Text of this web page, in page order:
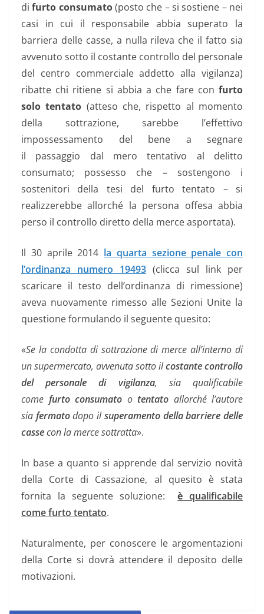
difurto consumato(posto che – si sostiene – nei
casi in cui il responsabile abbia superato la
barriera delle casse, a nulla rileva che il fatto sia
avvenuto sotto il costante controllo del personale
del centro commerciale addetto alla vigilanza)
ribatte chi ritiene si abbia a che fare con furto
solo tentato (atteso che, rispetto al momento
della sottrazione, sarebbe l’effettivo
impossessamento del bene a segnare
il passaggio dal mero tentativo al delitto
consumato; possesso che – sostengono i
sostenitori della tesi del furto tentato – si
realizzerebbe allorché la persona offesa abbia
perso il controllo diretto della merce asportata).
Il 30 aprile 2014 la quarta sezione penale con
l’ordinanza numero 19493 (clicca sul link per
scaricare il testo dell’ordinanza di rimessione)
aveva nuovamente rimesso alle Sezioni Unite la
questione formulando il seguente quesito:
«Se la condotta di sottrazione di merce all’interno di
un supermercato, avvenuta sotto ilcostante controllo
del personale di vigilanza, sia qualificabile
come furto consumato o tentato allorché l’autore
sia fermato dopo il superamento della barriere delle
cassecon la merce sottratta».
In base a quanto si apprende dal servizio novità
della Corte di Cassazione, al quesito è stata
fornita la seguente soluzione:è qualificabile
come furto tentato.
Naturalmente, per conoscere le argomentazioni
della Corte si dovrà attendere il deposito delle
motivazioni.